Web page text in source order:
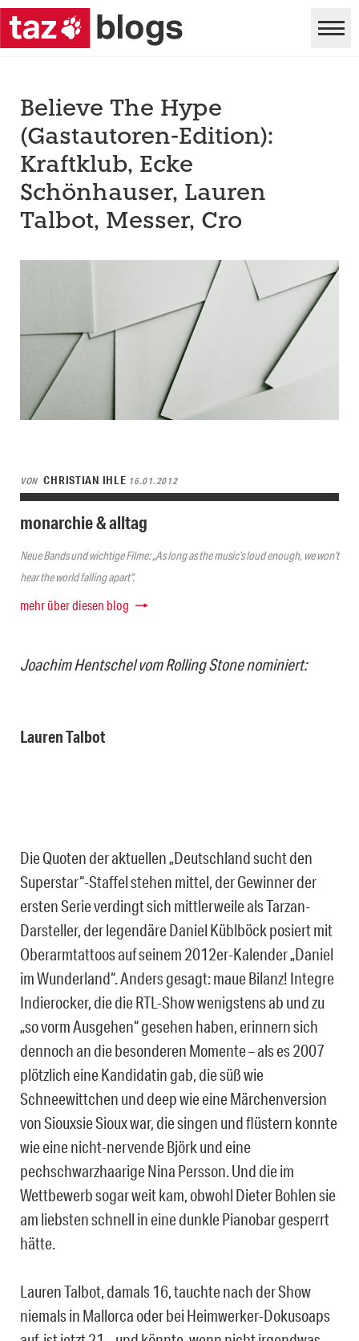
Believe The Hype
(Gastautoren-Edition):
Kraftklub, Ecke
Schönhauser, Lauren
Talbot, Messer, Cro
VON CHRISTIAN IHLE 16.01.2012
monarchie & alltag
Neue Bands und wichtige Filme: „As long as the music’s loud enough, we won’t
hear the world falling apart“.
mehr über diesen blog
Joachim Hentschel vom Rolling Stone nominiert:
Lauren Talbot
Die Quoten der aktuellen „Deutschland sucht den
Superstar“-Staffel stehen mittel, der Gewinner der
ersten Serie verdingt sich mittlerweile als Tarzan-
Darsteller, der legendäre Daniel Küblböck posiert mit
Oberarmtattoos auf seinem 2012er-Kalender „Daniel
im Wunderland“. Anders gesagt: maue Bilanz! Integre
Indierocker, die die RTL-Show wenigstens ab und zu
„so vorm Ausgehen“ gesehen haben, erinnern sich
dennoch an die besonderen Momente – als es 2007
plötzlich eine Kandidatin gab, die süß wie
Schneewittchen und deep wie eine Märchenversion
von Siouxsie Sioux war, die singen und flüstern konnte
wie eine nicht-nervende Björk und eine
pechschwarzhaarige Nina Persson. Und die im
Wettbewerb sogar weit kam, obwohl Dieter Bohlen sie
am liebsten schnell in eine dunkle Pianobar gesperrt
hätte.
Lauren Talbot, damals 16, tauchte nach der Show
niemals in Mallorca oder bei Heimwerker-Dokusoaps